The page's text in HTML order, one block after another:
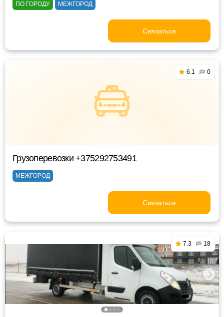
ПО ГОРОДУ МЕЖГОРОД
Связаться
6.1 0
Грузоперевозки +375292753491
МЕЖГОРОД
Связаться
7.3 18